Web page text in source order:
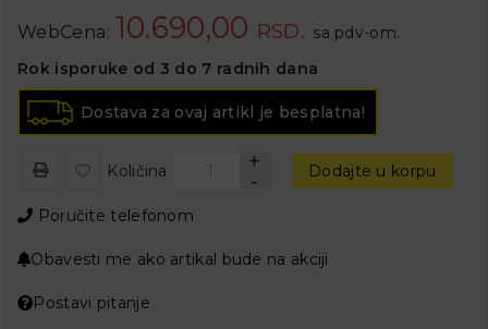
WebCena: 10.690,00 RSD. sa pdv-om.
Rok isporuke od 3 do 7 radnih dana
Dostava za ovaj artikl je besplatna!
Količina -
+ Dodajte u korpu
Poručite telefonom
Obavesti me ako artikal bude na akciji
Postavi pitanje